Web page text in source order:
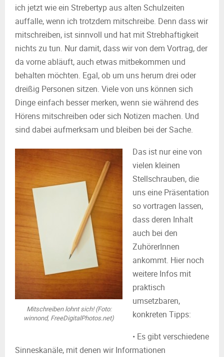
ich jetzt wie ein Strebertyp aus alten Schulzeiten
auffalle, wenn ich trotzdem mitschreibe. Denn dass wir
mitschreiben, ist sinnvoll und hat mit Strebhaftigkeit
nichts zu tun. Nur damit, dass wir von dem Vortrag, der
da vorne abläuft, auch etwas mitbekommen und
behalten möchten. Egal, ob um uns herum drei oder
dreißig Personen sitzen. Viele von uns können sich
Dinge einfach besser merken, wenn sie während des
Hörens mitschreiben oder sich Notizen machen. Und
sind dabei aufmerksam und bleiben bei der Sache.
Mitschreiben lohnt sich! (Foto:
winnond, FreeDigitalPhotos.net)
Das ist nur eine von
vielen kleinen
Stellschrauben, die
uns eine Präsentation
so vortragen lassen,
dass deren Inhalt
auch bei den
ZuhörerInnen
ankommt. Hier noch
weitere Infos mit
praktisch
umsetzbaren,
konkreten Tipps:
• Es gibt verschiedene
Sinneskanäle, mit denen wir Informationen